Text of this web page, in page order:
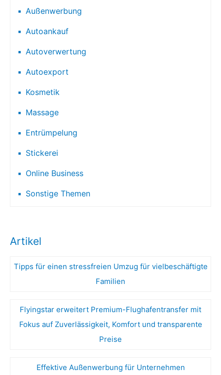
Außenwerbung
Autoankauf
Autoverwertung
Autoexport
Kosmetik
Massage
Entrümpelung
Stickerei
Online Business
Sonstige Themen
Artikel
Tipps für einen stressfreien Umzug für vielbeschäftigte
Familien
Flyingstar erweitert Premium-Flughafentransfer mit
Fokus auf Zuverlässigkeit, Komfort und transparente
Preise
Effektive Außenwerbung für Unternehmen